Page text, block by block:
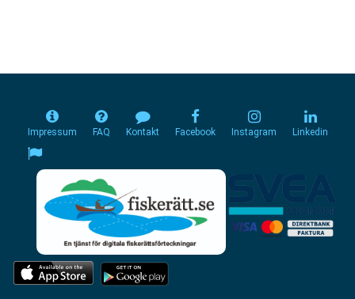
Impressum FAQ Kontakt Facebook Instagram Linkedin